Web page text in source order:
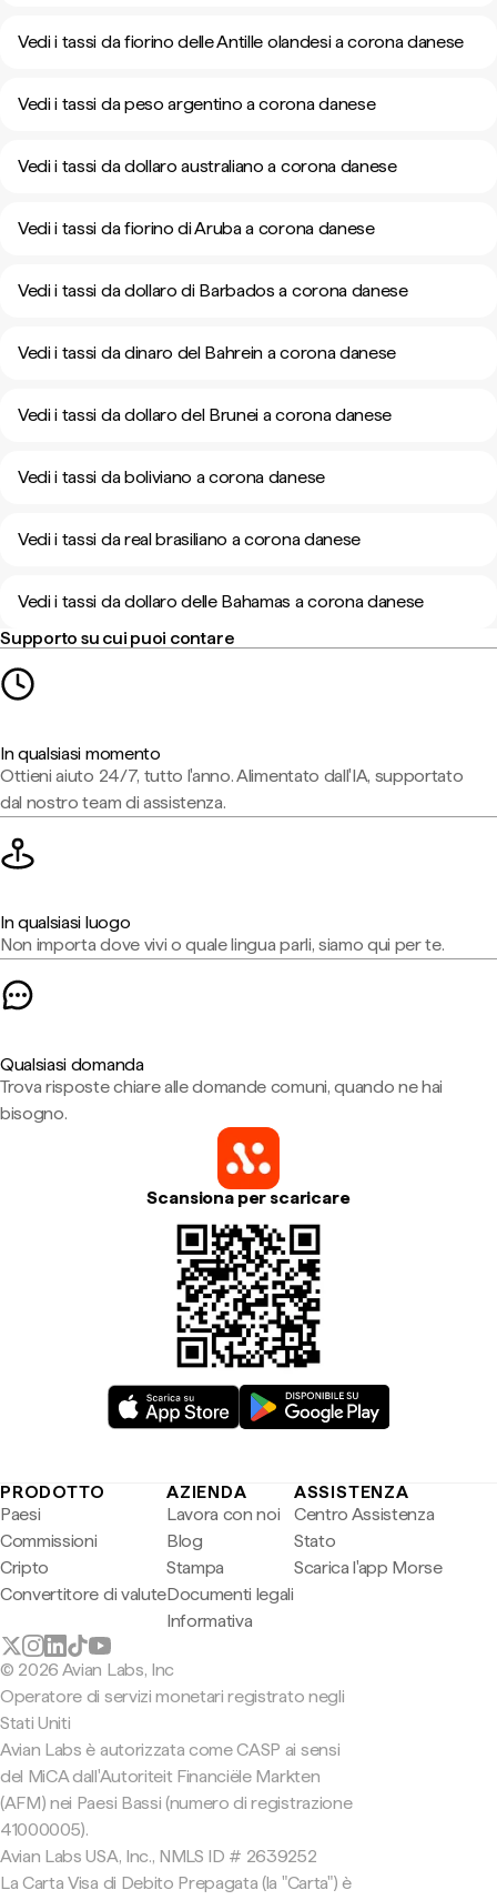
Vedi i tassi da fiorino delle Antille olandesi a corona danese
Vedi i tassi da peso argentino a corona danese
Vedi i tassi da dollaro australiano a corona danese
Vedi i tassi da fiorino di Aruba a corona danese
Vedi i tassi da dollaro di Barbados a corona danese
Vedi i tassi da dinaro del Bahrein a corona danese
Vedi i tassi da dollaro del Brunei a corona danese
Vedi i tassi da boliviano a corona danese
Vedi i tassi da real brasiliano a corona danese
Vedi i tassi da dollaro delle Bahamas a corona danese
Supporto su cui puoi contare
In qualsiasi momento
Ottieni aiuto 24/7, tutto l'anno. Alimentato dall'IA, supportato
dal nostro team di assistenza.
In qualsiasi luogo
Non importa dove vivi o quale lingua parli, siamo qui per te.
Qualsiasi domanda
Trova risposte chiare alle domande comuni, quando ne hai
bisogno.
Scansiona per scaricare
PRODOTTO
Paesi
Commissioni
Cripto
Convertitore di valute
AZIENDA
Lavora con noi
Blog
Stampa
Documenti legali
Informativa
ASSISTENZA
Centro Assistenza
Stato
Scarica l'app Morse
© 2026 Avian Labs, Inc
Operatore di servizi monetari registrato negli
Stati Uniti
Avian Labs è autorizzata come CASP ai sensi
del MiCA dall'Autoriteit Financiële Markten
(AFM) nei Paesi Bassi (numero di registrazione
41000005).
Avian Labs USA, Inc., NMLS ID # 2639252
La Carta Visa di Debito Prepagata (la "Carta") è